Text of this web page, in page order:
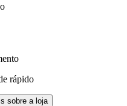
rápido
sobre a loja